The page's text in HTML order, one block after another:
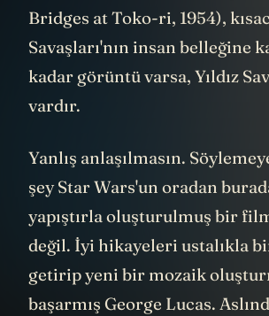
Bridges at Toko-ri, 1954),
Savaşları'nın insan belleğine
kadar görüntü varsa, Yıldız
vardır.
Yanlış anlaşılmasın.
şey Star Wars'un oradan
yapıştırla oluşturulmuş bir
değil. İyi hikayeleri ustalıkla
getirip yeni bir mozaik
başarmış George Lucas.